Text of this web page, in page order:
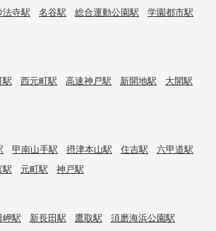
法寺駅 名谷駅 総合運動公園駅
学園都市駅
駅 西元町駅 高速神戸駅 新開地駅
大開駅
甲南山手駅 摂津本山駅 住吉駅
六甲道駅
駅 元町駅 神戸駅
岬駅 新長田駅 鷹取駅
須磨海浜公園駅